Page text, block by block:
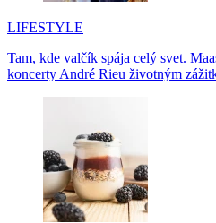
LIFESTYLE
Tam, kde valčík spája celý svet.
koncerty André Rieu životným